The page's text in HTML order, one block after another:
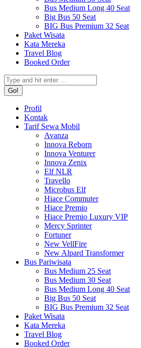
Bus Medium Long 40 Seat
Big Bus 50 Seat
BIG Bus Premium 32 Seat
Paket Wisata
Kata Mereka
Travel Blog
Booked Order
Search:
Profil
Kontak
Tarif Sewa Mobil
Avanza
Innova Reborn
Innova Venturer
Innova Zenix
Elf NLR
Travello
Microbus Elf
Hiace Commuter
Hiace Premio
Hiace Premio Luxury VIP
Mercy Sprinter
Fortuner
New VellFire
New Alpard Transformer
Bus Pariwisata
Bus Medium 25 Seat
Bus Medium 30 Seat
Bus Medium Long 40 Seat
Big Bus 50 Seat
BIG Bus Premium 32 Seat
Paket Wisata
Kata Mereka
Travel Blog
Booked Order